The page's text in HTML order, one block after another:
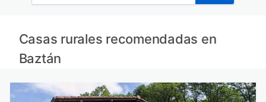
Casas rurales recomendadas en
Baztán